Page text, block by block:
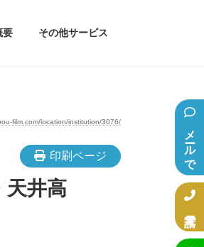
メールで相談
電話で相談
要 その他サービス
film.com/location/institution/3076/
印刷ページ
天井高